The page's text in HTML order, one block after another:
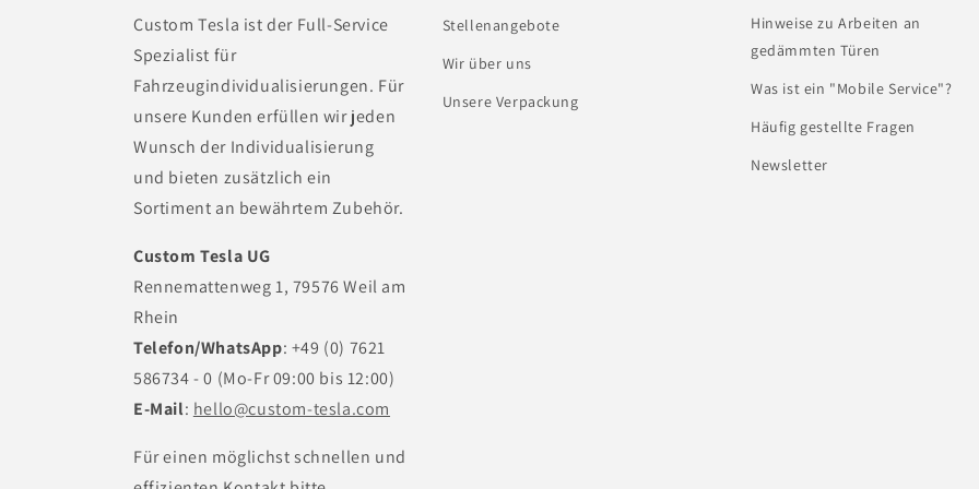
Custom Tesla ist der Full-Service
Spezialist für
Fahrzeugindividualisierungen. Für
unsere Kunden erfüllen wir jeden
Wunsch der Individualisierung
und bieten zusätzlich ein
Sortiment an bewährtem Zubehör.
Custom Tesla UG
Rennemattenweg 1, 79576 Weil am
Rhein
Telefon/WhatsApp: +49 (0) 7621
586734 - 0 (Mo-Fr 09:00 bis 12:00)
E-Mail: hello@custom-tesla.com
Für einen möglichst schnellen und
Stellenangebote
Wir über uns
Unsere Verpackung
Hinweise zu Arbeiten an
gedämmten Türen
Was ist ein "Mobile Service"?
Häufig gestellte Fragen
Newsletter